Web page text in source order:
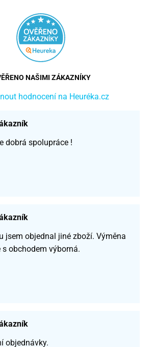
NAŠIMI ZÁKAZNÍKY
hodnocení na Heuréka.cz
dobrá spolupráce !
jsem objednal jiné zboží. Výměna
obchodem výborná.
objednávky.